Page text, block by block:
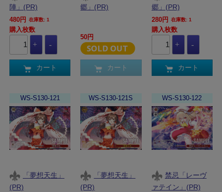
陣」(PR)
480円 在庫数: 1
購入枚数
カート
郷」(PR)
50円
カート
郷」(PR)
280円 在庫数: 1
購入枚数
カート
WS-S130-121
「夢想天生」
(PR)
WS-S130-121S
「夢想天生」
(PR)
WS-S130-122
禁忌「レーヴ
ァテイン」(PR)